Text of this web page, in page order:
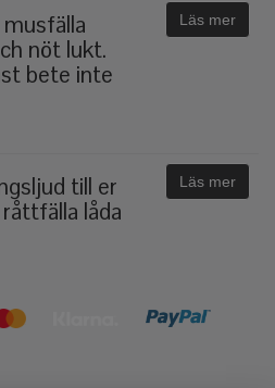
nöt lukt.
bete inte
Läs mer
till er
låda
Läs mer